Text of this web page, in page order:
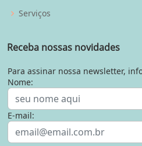
Serviços
Receba nossas novidades
Para assinar nossa newsletter,
Nome:
E-mail: